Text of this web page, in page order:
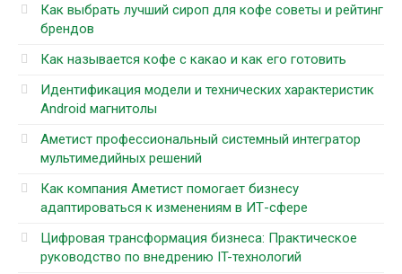
Как выбрать лучший сироп для кофе советы и рейтинг
брендов
Как называется кофе с какао и как его готовить
Идентификация модели и технических характеристик
Android магнитолы
Аметист профессиональный системный интегратор
мультимедийных решений
Как компания Аметист помогает бизнесу
адаптироваться к изменениям в ИТ-сфере
Цифровая трансформация бизнеса: Практическое
руководство по внедрению IT-технологий